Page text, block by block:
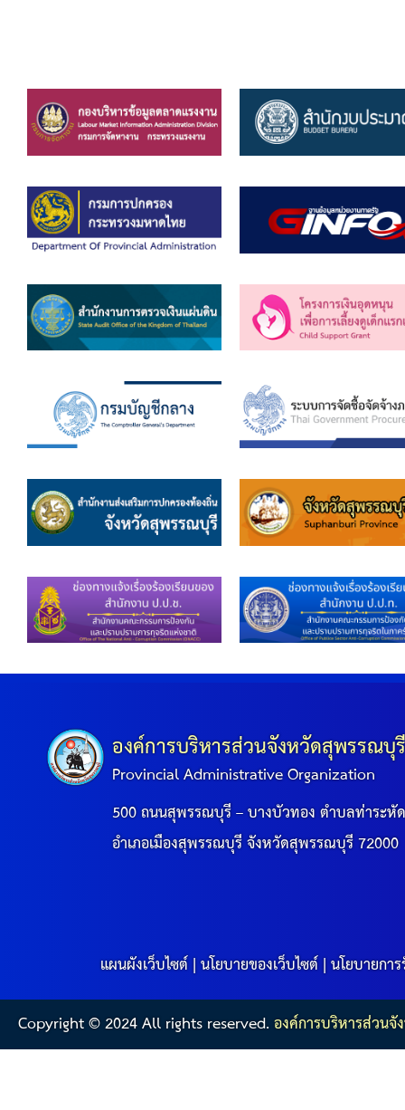
รายงานตรวจสอบภายใน
รายงานเครื่องจักรกล อบจ.
ศูนย์อำนวยการการเลือกตั้ง สมาชิกสภาและนายก
งานแผนการบริหารจัดการความเสี่ยงของ อบจ.สุพร
ติดต่อ
องค์การบริหารส่วนจังหวัดสุพรรณบุ
Provincial Administrative Organization
500 ถนนสุพรรณบุรี – บางบัวทอง ตำบลท่าระหั
อำเภอเมืองสุพรรณบุรี จังหวัดสุพรรณบุรี 72000
แผนผังเว็บไซต์|นโยบายของเว็บไซต์|นโยบายกา
Copyright © 2024 All rights reserved.องค์การบริหารส่วน